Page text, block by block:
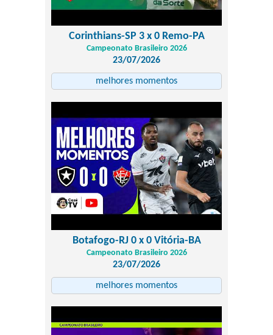
Corinthians-SP 3 x 0 Remo-PA
Campeonato Brasileiro 2026
23/07/2026
melhores momentos
Botafogo-RJ 0 x 0 Vitória-BA
Campeonato Brasileiro 2026
23/07/2026
melhores momentos